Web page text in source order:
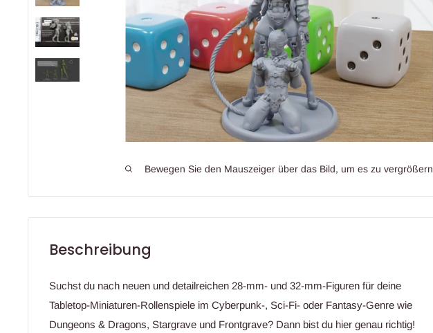
Bewegen Sie den Mauszeiger über das Bild, um es zu vergrößern
Beschreibung
Suchst du nach neuen und detailreichen 28-mm- und 32-mm-Figuren für deine
Tabletop-Miniaturen-Rollenspiele im Cyberpunk-, Sci-Fi- oder Fantasy-Genre wie
Dungeons & Dragons, Stargrave und Frontgrave? Dann bist du hier genau richtig!